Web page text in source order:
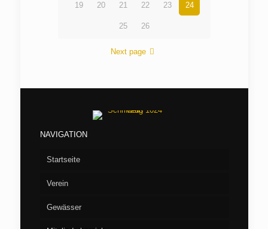
19 20 21 22 23 24
25 26
Next page
NAVIGATION
Startseite
Verein
Vorstand
Gewässer